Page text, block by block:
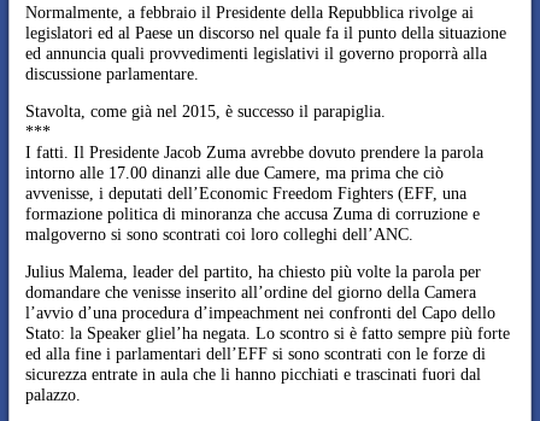
Normalmente, a febbraio il Presidente della Repubblica rivolge ai
legislatori ed al Paese un discorso nel quale fa il punto della situazione
ed annuncia quali provvedimenti legislativi il governo proporrà alla
discussione parlamentare.
Stavolta, come già nel 2015, è successo il parapiglia.
***
I fatti. Il Presidente Jacob Zuma avrebbe dovuto prendere la parola
intorno alle 17.00 dinanzi alle due Camere, ma prima che ciò
avvenisse, i deputati dell’Economic Freedom Fighters (EFF, una
formazione politica di minoranza che accusa Zuma di corruzione e
malgoverno si sono scontrati coi loro colleghi dell’ANC.
Julius Malema, leader del partito, ha chiesto più volte la parola per
domandare che venisse inserito all’ordine del giorno della Camera
l’avvio d’una procedura d’impeachment nei confronti del Capo dello
Stato: la Speaker gliel’ha negata. Lo scontro si è fatto sempre più forte
ed alla fine i parlamentari dell’EFF si sono scontrati con le forze di
sicurezza entrate in aula che li hanno picchiati e trascinati fuori dal
palazzo.